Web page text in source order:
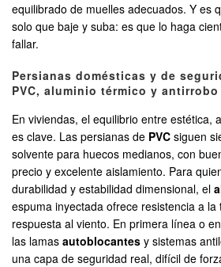
equilibrado de muelles adecuados. Y es
solo que baje y suba: es que lo haga
fallar.
Persianas domésticas y de
PVC, aluminio térmico y antirrobo
En viviendas, el equilibrio entre estética,
es clave. Las persianas de PVC siguen
solvente para huecos medianos, con
precio y excelente aislamiento. Para
durabilidad y estabilidad dimensional, el
espuma inyectada ofrece resistencia a la
respuesta al viento. En primera línea o
las lamas autoblocantes y sistemas
una capa de seguridad real, difícil de